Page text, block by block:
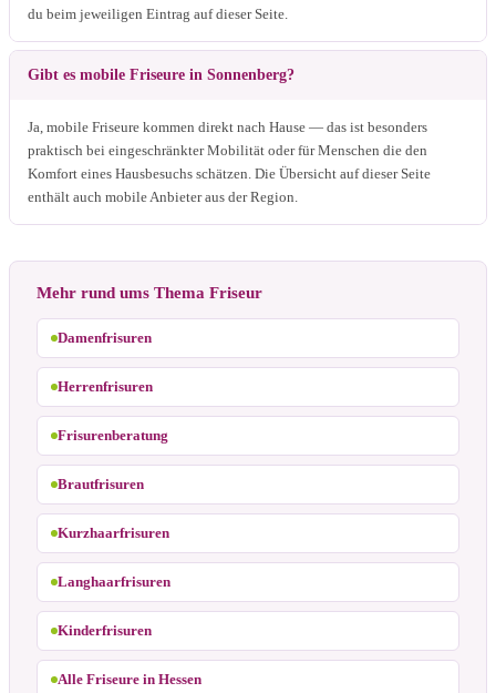
du beim jeweiligen Eintrag auf dieser Seite.
Gibt es mobile Friseure in Sonnenberg?
Ja, mobile Friseure kommen direkt nach Hause — das ist besonders
praktisch bei eingeschränkter Mobilität oder für Menschen die den
Komfort eines Hausbesuchs schätzen. Die Übersicht auf dieser Seite
enthält auch mobile Anbieter aus der Region.
Mehr rund ums Thema Friseur
Damenfrisuren
Herrenfrisuren
Frisurenberatung
Brautfrisuren
Kurzhaarfrisuren
Langhaarfrisuren
Kinderfrisuren
Alle Friseure in Hessen